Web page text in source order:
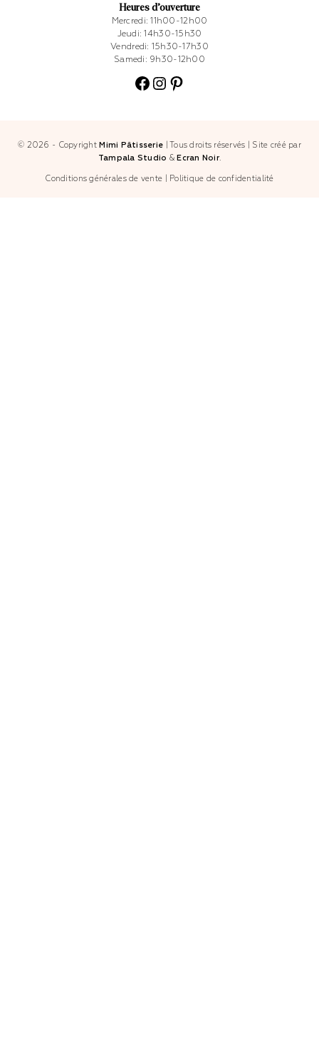
Heures d’ouverture
Mercredi: 11h00-12h00
Jeudi: 14h30-15h30
Vendredi: 15h30-17h30
Samedi: 9h30-12h00
Facebook
Instagram
Pinterest
© 2026 - Copyright Mimi Pâtisserie Tous droits réservés
Site créé par
Tampala Studio & Ecran Noir.
Conditions générales de vente Politique de confidentialité